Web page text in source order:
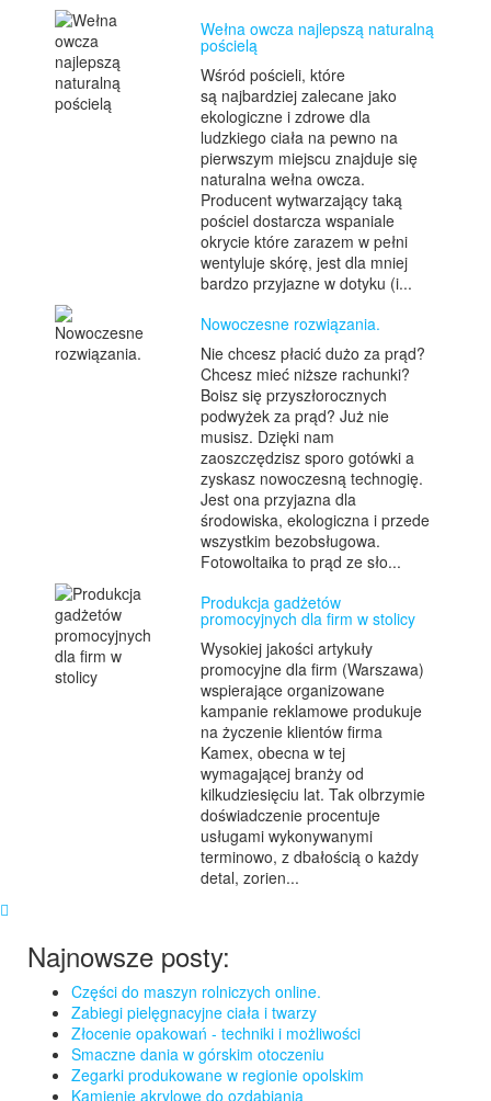
Wełna owcza najlepszą naturalną
pościelą
Wśród pościeli, które
są najbardziej zalecane jako
ekologiczne i zdrowe dla
ludzkiego ciała na pewno na
pierwszym miejscu znajduje się
naturalna wełna owcza.
Producent wytwarzający taką
pościel dostarcza wspaniale
okrycie które zarazem w pełni
wentyluje skórę, jest dla mniej
bardzo przyjazne w dotyku (i...
Nowoczesne rozwiązania.
Nie chcesz płacić dużo za prąd?
Chcesz mieć niższe rachunki?
Boisz się przyszłorocznych
podwyżek za prąd? Już nie
musisz. Dzięki nam
zaoszczędzisz sporo gotówki a
zyskasz nowoczesną technogię.
Jest ona przyjazna dla
środowiska, ekologiczna i przede
wszystkim bezobsługowa.
Fotowoltaika to prąd ze sło...
Produkcja gadżetów
promocyjnych dla firm w stolicy
Wysokiej jakości artykuły
promocyjne dla firm (Warszawa)
wspierające organizowane
kampanie reklamowe produkuje
na życzenie klientów firma
Kamex, obecna w tej
wymagającej branży od
kilkudziesięciu lat. Tak olbrzymie
doświadczenie procentuje
usługami wykonywanymi
terminowo, z dbałością o każdy
detal, zorien...
Najnowsze posty:
Części do maszyn rolniczych online.
Zabiegi pielęgnacyjne ciała i twarzy
Złocenie opakowań - techniki i możliwości
Smaczne dania w górskim otoczeniu
Zegarki produkowane w regionie opolskim
Kamienie akrylowe do ozdabiania